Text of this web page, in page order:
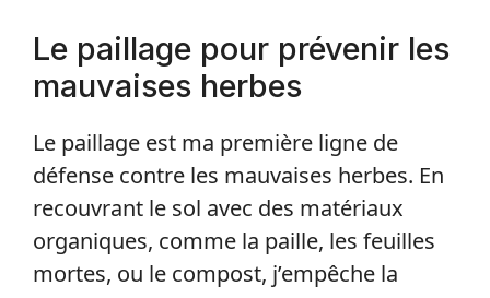
Le paillage pour prévenir les
mauvaises herbes
Le paillage est ma première ligne de
défense contre les mauvaises herbes. En
recouvrant le sol avec des matériaux
organiques, comme la paille, les feuilles
mortes, ou le compost, j’empêche la